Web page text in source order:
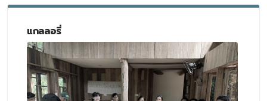
แกลลอรี่